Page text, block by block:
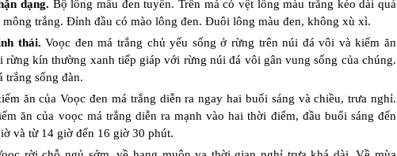
dạng. Bộ lông mầu đen tuyền. Trên má có vệt lông màu trắng kéo dài quá
mông trắng. Đỉnh đầu có mào lông đen. Đuôi lông màu đen, không xù xì.
thái.Voọc đen má trắng chủ yếu sống ở rừng trên núi đá vôi và kiếm ăn
rừng kín thường xanh tiếp giáp với rừng núi đá vôi gân vung sống của chúng.
trắng sống đàn.
ăn của Voọc đen má trắng diễn ra ngay hai buổi sáng và chiều, trưa nghỉ.
ăn của voọc má trắng diễn ra mạnh vào hai thời điểm, đầu buổi sáng đến
và từ 14 giờ đến 16 giờ 30 phút.